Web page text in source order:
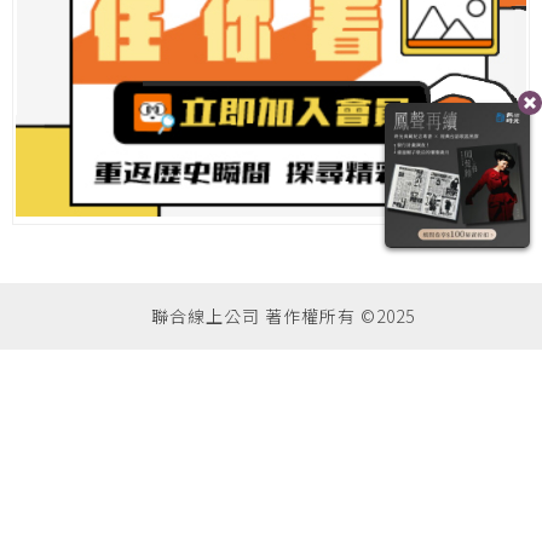
聯合線上公司 著作權所有 ©2025